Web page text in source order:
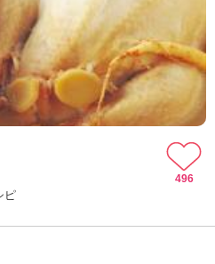
ピ
496